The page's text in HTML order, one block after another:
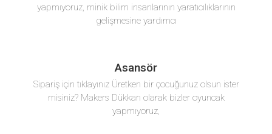
yapmıyoruz, minik bilim insanlarının yaratıcılıklarının
gelişmesine yardımcı
Asansör
Sipariş için tıklayınız Üretken bir çocuğunuz olsun ister
misiniz? Makers Dükkan olarak bizler oyuncak
yapmıyoruz,